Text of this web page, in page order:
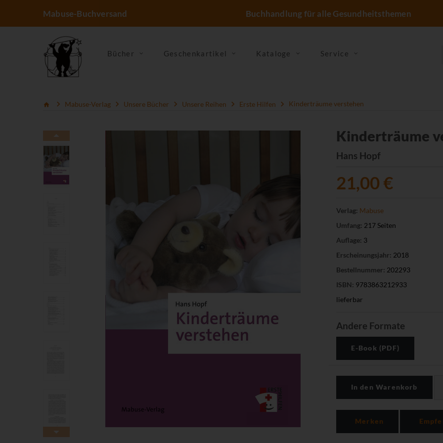
Mabuse-Buchversand Buchhandlung für alle Gesundheitsthemen
Bücher Geschenkartikel Kataloge Service
Mabuse-Verlag Unsere Bücher Unsere Reihen Erste Hilfen Kinderträume verstehen
Kinderträume
Hans Hopf
21,00 €
Verlag: Mabuse
Umfang: 217 Seiten
Auflage: 3
Erscheinungsjahr: 2018
Bestellnummer: 202293
ISBN: 9783863212933
lieferbar
Andere Formate
E-Book (PDF)
In den Warenkorb
Merken